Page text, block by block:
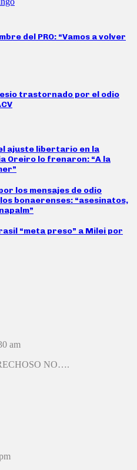
del PRO: “Vamos a volver
trastornado por el odio
ajuste libertario en la
Oreiro lo frenaron: “A la
los mensajes de odio
bonaerenses: “asesinatos,
“meta preso” a Milei por
am
NO….